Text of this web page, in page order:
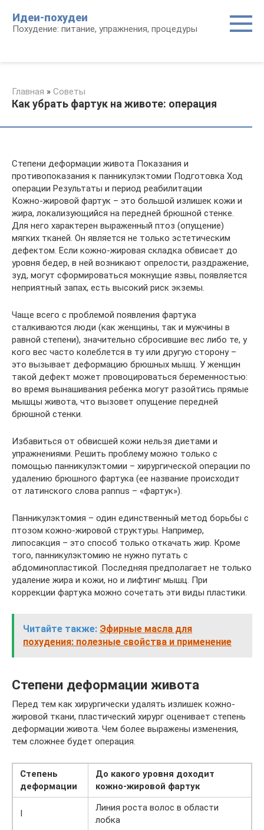
контенту
Идеи-похудеи
Похудение: питание, упражнения, процедуры
Главная » Советы
Как убрать фартук на животе: операция
Степени деформации живота Показания и
противопоказания к панникулэктомии Подготовка Ход
операции Результаты и период реабилитации
Кожно-жировой фартук – это большой излишек кожи и
жира, локализующийся на передней брюшной стенке.
Для него характерен выраженный птоз (опущение)
мягких тканей. Он является не только эстетическим
дефектом. Если кожно-жировая складка обвисает до
уровня бедер, в ней возникают опрелости, раздражение,
зуд, могут сформироваться мокнущие язвы, появляется
неприятный запах, есть высокий риск экземы.
Чаще всего с проблемой появления фартука
сталкиваются люди (как женщины, так и мужчины в
равной степени), значительно сбросившие вес либо те, у
кого вес часто колеблется в ту или другую сторону –
это вызывает деформацию брюшных мышц. У женщин
такой дефект может провоцироваться беременностью:
во время вынашивания ребенка могут разойтись прямые
мышцы живота, что вызовет опущение передней
брюшной стенки.
Избавиться от обвисшей кожи нельзя диетами и
упражнениями. Решить проблему можно только с
помощью панникулэктомии – хирургической операции по
удалению брюшного фартука (ее название происходит
от латинского слова pannus – «фартук»).
Панникулэктомия – один единственный метод борьбы с
птозом кожно-жировой структуры. Например,
липосакция – это способ только откачать жир. Кроме
того, панникулэктомию не нужно путать с
абдоминопластикой. Последняя предполагает не только
удаление жира и кожи, но и лифтинг мышц. При
коррекции фартука можно сочетать эти виды пластики.
Читайте также: Эфирные масла для
похудения: полезные свойства и применение
Степени деформации живота
Перед тем как хирургически удалять излишек кожно-
жировой ткани, пластический хирург оценивает степень
деформации живота. Чем более выражены изменения,
тем сложнее будет операция.
Степень
деформации
До какого уровня доходит
кожно-жировой фартук
I
Линия роста волос в области
лобка